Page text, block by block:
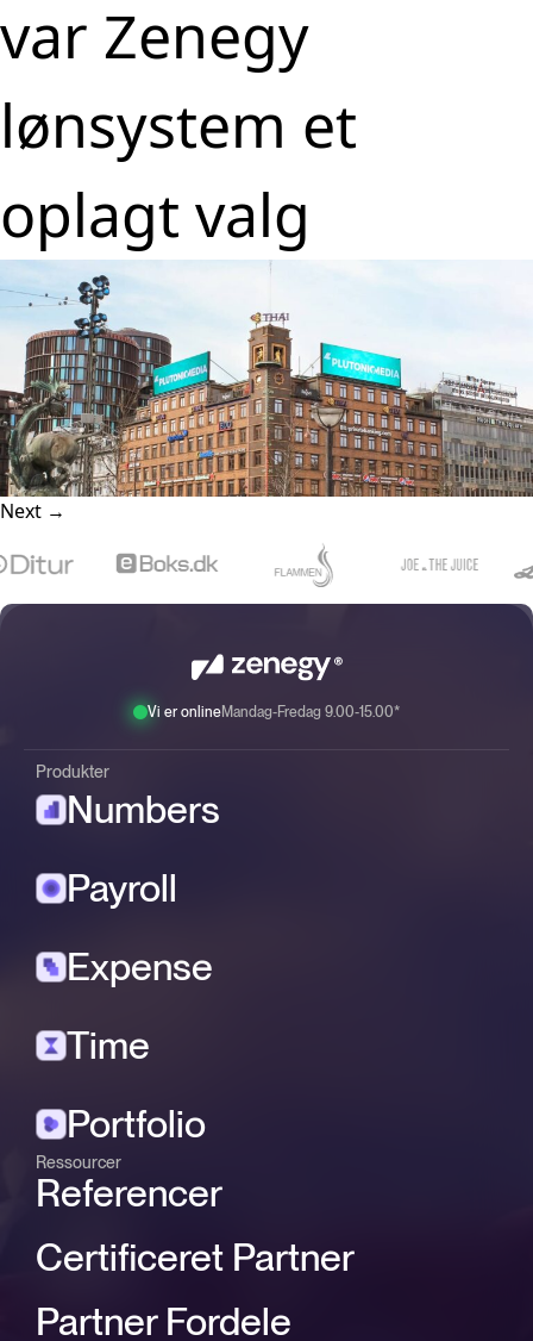
var Zenegy
lønsystem et
oplagt valg
Next →
Vi er onlineMandag-Fredag 9.00-15.00*
Produkter
Numbers
Payroll
Expense
Time
Portfolio
Ressourcer
Referencer
Certificeret Partner
Partner Fordele